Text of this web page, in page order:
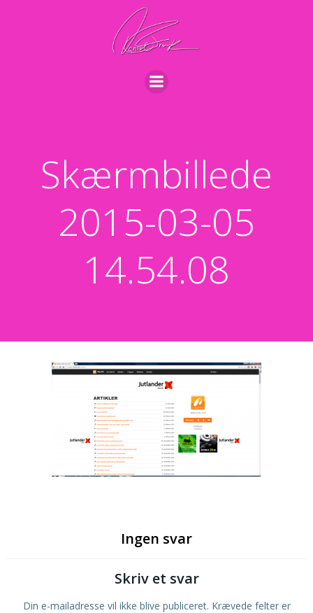
til
indhold
Skærmbillede
2015-03-05
14.54.08
Ingen svar
Skriv et svar
Din e-mailadresse vil ikke blive publiceret. Krævede felter er